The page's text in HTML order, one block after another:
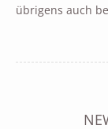
übrigens auch